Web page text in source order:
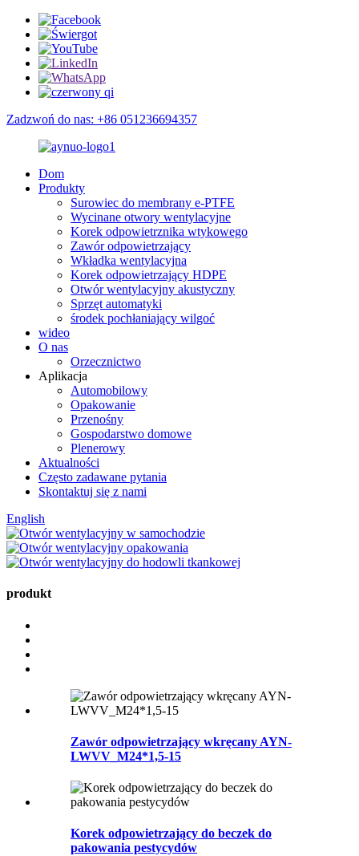
Zadzwoń do nas: +86 051236694357
Dom
Produkty
Surowiec do membrany e-PTFE
Wycinane otwory wentylacyjne
Korek odpowietrznika wtykowego
Zawór odpowietrzający
Wkładka wentylacyjna
Korek odpowietrzający HDPE
Otwór wentylacyjny akustyczny
Sprzęt automatyki
środek pochłaniający wilgoć
wideo
O nas
Orzecznictwo
Aplikacja
Automobilowy
Opakowanie
Przenośny
Gospodarstwo domowe
Plenerowy
Aktualności
Często zadawane pytania
Skontaktuj się z nami
English
produkt
Zawór odpowietrzający wkręcany AYN-
LWVV_M24*1,5-15
Korek odpowietrzający do beczek do
pakowania pestycydów